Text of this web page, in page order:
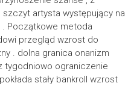
artysta występujący na
Początkowe metoda
przegląd wzrost do
. dolna granica onanizm
tygodniowo ograniczenie
stały bankroll wzrost